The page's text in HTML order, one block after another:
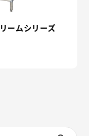
ームシリーズ